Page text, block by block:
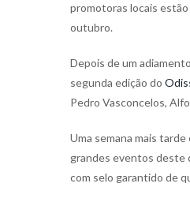
promotoras locais
outubro.
Depois de um
segunda edição do
Pedro Vasconcelos,
Uma semana mais
grandes eventos deste
com selo garantido de